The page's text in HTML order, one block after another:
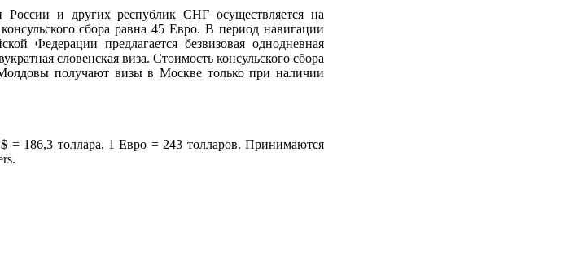
и других республик СНГ осуществляется на
сбора равна 45 Евро. В период навигации
Федерации предлагается безвизовая однодневная
словенская виза. Стоимость консульского сбора
получают визы в Москве только при наличии
= 186,3 толлара, 1 Евро = 243 толларов. Принимаются